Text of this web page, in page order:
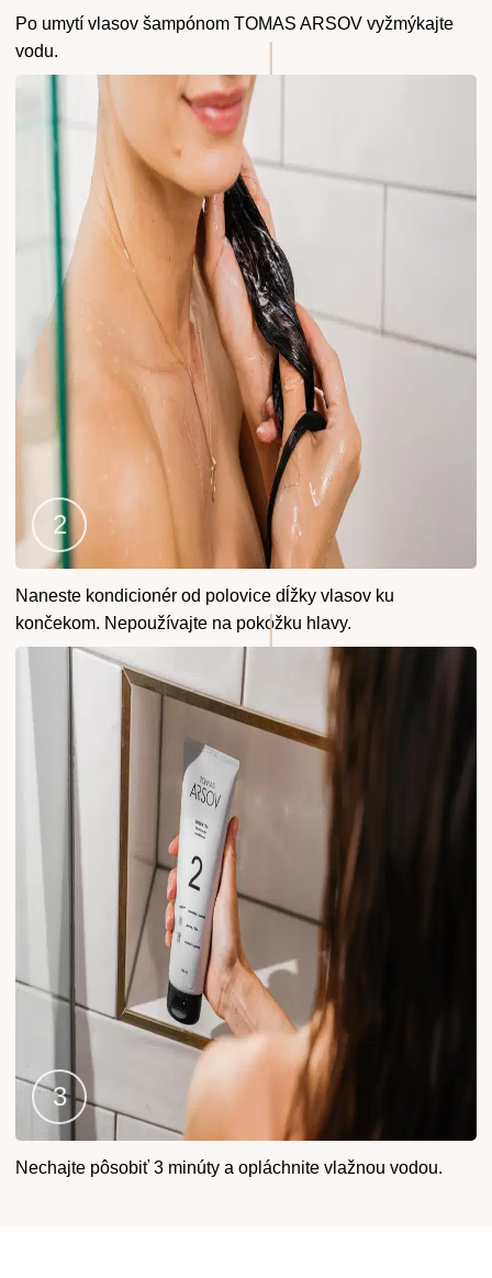
Krok
1
Po umytí vlasov šampónom TOMAS ARSOV vyžmýkajte
vodu.
Krok
2
Naneste kondicionér od polovice dĺžky vlasov ku
končekom. Nepoužívajte na pokožku hlavy.
Krok
Nechajte pôsobiť 3 minúty a opláchnite vlažnou vodou.